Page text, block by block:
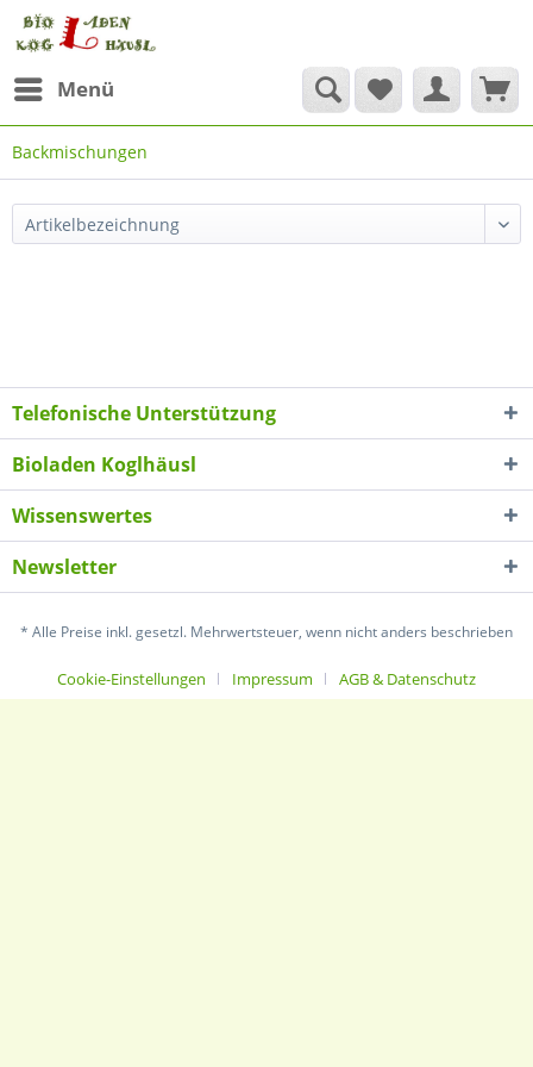
Menü
Backmischungen
Telefonische Unterstützung
Bioladen Koglhäusl
Wissenswertes
Newsletter
* Alle Preise inkl. gesetzl. Mehrwertsteuer, wenn nicht anders beschrieben
Cookie-Einstellungen Impressum AGB & Datenschutz